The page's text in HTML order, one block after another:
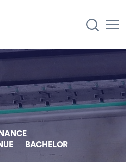
BACHELOR